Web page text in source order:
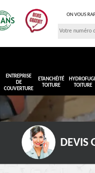
ON VOUS
ENTREPRISE
DE
COUVERTURE
ETANCHÉITÉ
TOITURE
TOITURE
DEVIS